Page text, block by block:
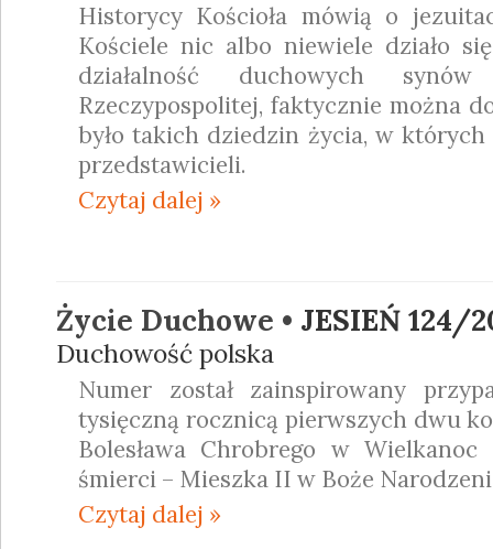
Historycy Kościoła mówią o
Kościele nic albo niewiele działo
działalność duchowych
Rzeczypospolitej, faktycznie można
było takich dziedzin życia, w
przedstawicieli.
Czytaj dalej »
Życie Duchowe • JESIEŃ 124/
Duchowość polska
Numer został zainspirowany
tysięczną rocznicą pierwszych dwu
Bolesława Chrobrego w
śmierci – Mieszka II w Boże
Czytaj dalej »